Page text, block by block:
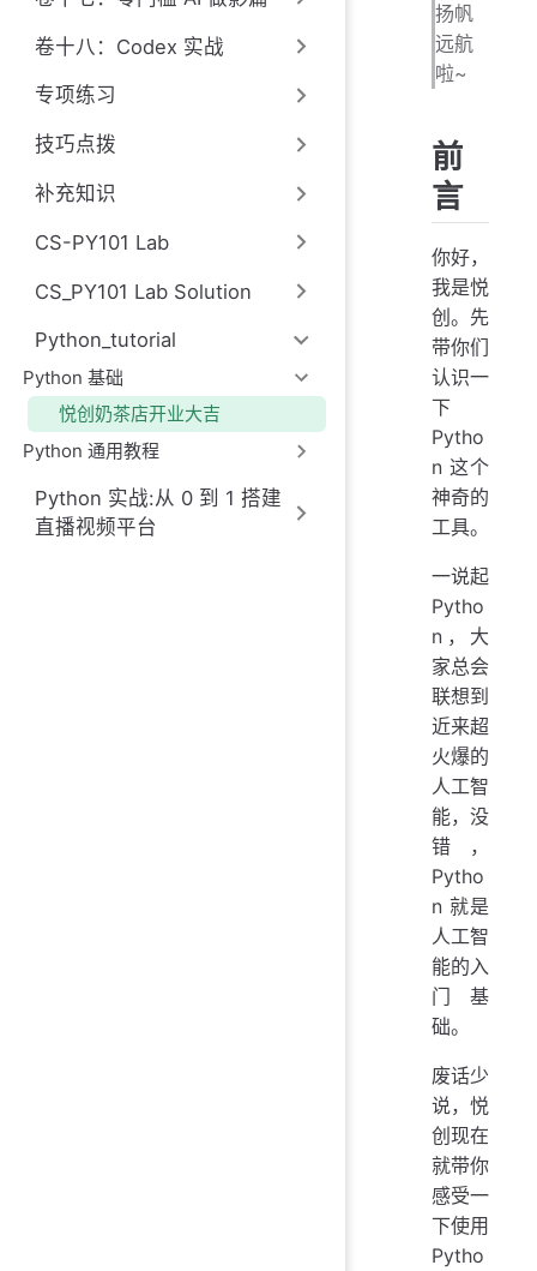
卷十八：Codex 实战
专项练习
技巧点拨
补充知识
CS-PY101 Lab
CS_PY101 Lab Solution
Python_tutorial
Python 基础
悦创奶茶店开业大吉
Python 通用教程
Python 实战:从 0 到 1 搭建
直播视频平台
扬帆
远航
啦~
前
言
你好，
我是悦
创。先
带你们
认识一
下
Pytho
n 这个
神奇的
工具。
一说起
Pytho
n，大
家总会
联想到
近来超
火爆的
人工智
能，没
错，
Pytho
n 就是
人工智
能的入
门基
础。
废话少
说，悦
创现在
就带你
感受一
下使用
Pytho